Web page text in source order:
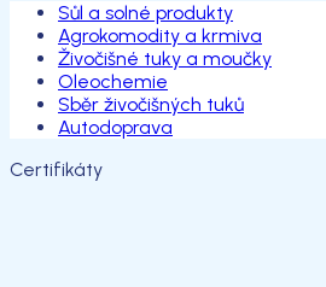
Sůl a solné produkty
Agrokomodity a krmiva
Živočišné tuky a moučky
Oleochemie
Sběr živočišných tuků
Autodoprava
Certifikáty